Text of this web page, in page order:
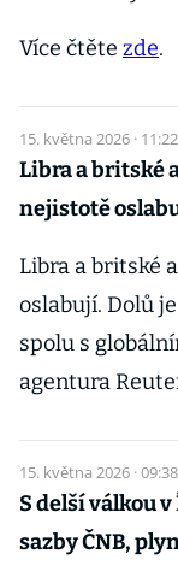
Více čtěte zde.
15. května 2026 · 11:22
Libra a britské
nejistotě
Libra a britské
oslabují. Dolů
spolu s
agentura
15. května 2026 · 09:38
S delší válkou
sazby ČNB,